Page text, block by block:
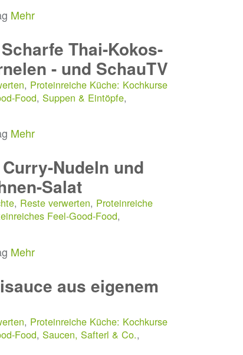
Mehr
Thai-Kokos-
- und SchauTV
, Proteinreiche Küche: Kochkurse
Food,Suppen & Eintöpfe,
Mehr
Nudeln und
Salat
, Reste verwerten, Proteinreiche
Feel-Good-Food,
Mehr
aus eigenem
, Proteinreiche Küche: Kochkurse
Food,Saucen, Safterl & Co.,